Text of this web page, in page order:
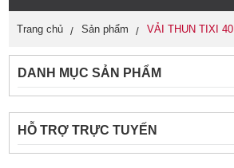
Trang chủ Sản phẩm VẢI THUN TIXI 40
DANH MỤC SẢN PHẨM
HỖ TRỢ TRỰC TUYẾN